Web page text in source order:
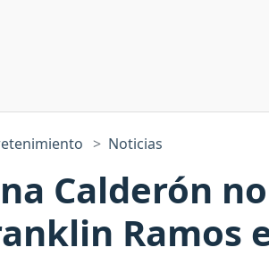
Noticias
Calderón
Ramos